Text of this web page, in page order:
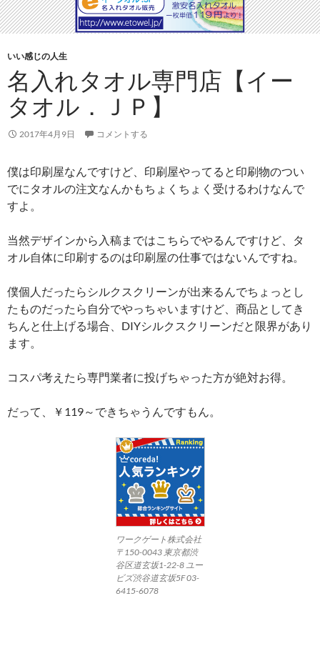
ッ
プ
いい感じの人生
名入れタオル専門店【イー
タオル．ＪＰ】
2017年4月9日 コメントする
僕は印刷屋なんですけど、印刷屋やってると印刷物のつい
でにタオルの注文なんかもちょくちょく受けるわけなんで
すよ。
当然デザインから入稿まではこちらでやるんですけど、タ
オル自体に印刷するのは印刷屋の仕事ではないんですね。
僕個人だったらシルクスクリーンが出来るんでちょっとし
たものだったら自分でやっちゃいますけど、商品としてき
ちんと仕上げる場合、DIYシルクスクリーンだと限界があり
ます。
コスパ考えたら専門業者に投げちゃった方が絶対お得。
だって、￥119～できちゃうんですもん。
ワークゲート株式会社
〒150-0043 東京都渋
谷区道玄坂1-22-8 ユー
ビズ渋谷道玄坂5F 03-
6415-6078